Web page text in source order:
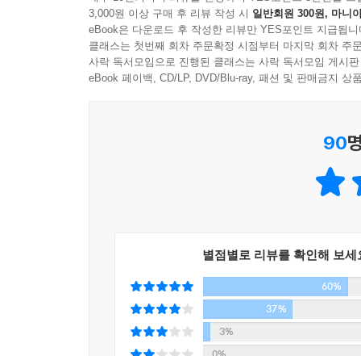
쿠스틱 음악을 주제로 한 자라섬 재즈 페스티벌에
---p.355
건강한 사고와 건전한 생활양식으로 무장한 새로
지혜의 표상인 뱀은 사막부터 정글까지 지구의 거
태어나는 혁신의 상징이기도 하다. 2013년 뱀의
생존력과 혁신을 기원한다.
3,000원 이상 구매 후 리뷰 작성 시 일반회원 300원, 마니
eBook은 다운로드 후 작성한 리뷰만 YES포인트 지급됩니
클래스는 첫번째 회차 주문확정 시점부터 마지막 회차 주
사락 독서모임으로 진행된 클래스는 사락 독서모임 게시
eBook 페이백, CD/LP, DVD/Blu-ray, 패션 및 판매금지 상
90
별점별로 리뷰를 확인해 보세
60%
37%
3%